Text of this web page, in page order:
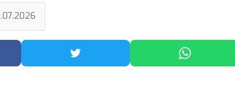
Paylaş Twitter'da Paylaş